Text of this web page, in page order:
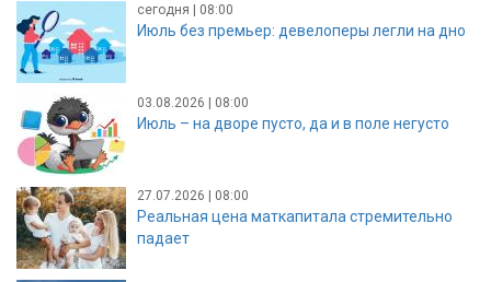
сегодня | 08:00
Июль без премьер: девелоперы легли на дно
03.08.2026 | 08:00
Июль – на дворе пусто, да и в поле негусто
27.07.2026 | 08:00
Реальная цена маткапитала стремительно
падает